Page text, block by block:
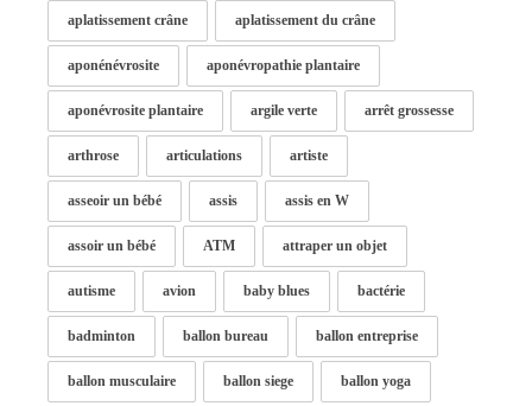
aplatissement crâne aplatissement du crâne
aponénévrosite aponévropathie plantaire
aponévrosite plantaire argile verte arrêt grossesse
arthrose articulations artiste
asseoir un bébé assis assis en W
assoir un bébé ATM attraper un objet
autisme avion baby blues bactérie
badminton ballon bureau ballon entreprise
ballon musculaire ballon siege ballon yoga